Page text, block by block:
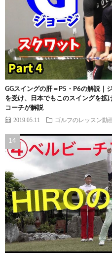
GGスイングの肝＝P5・P6の解説｜
を受け、日本でもこのスイングを拡
コーチが解説
2019.05.11 ゴルフのレッスン動